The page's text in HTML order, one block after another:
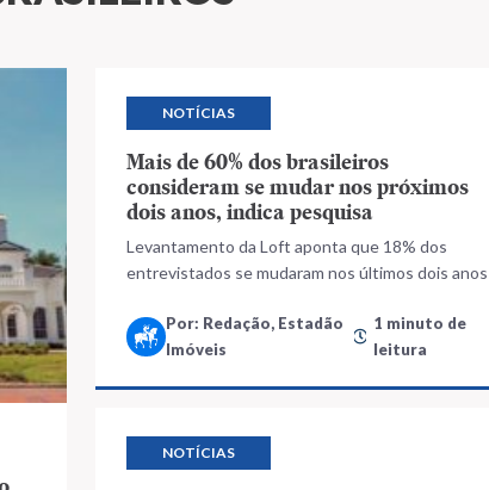
NOTÍCIAS
Mais de 60% dos brasileiros
consideram se mudar nos próximos
dois anos, indica pesquisa
Levantamento da Loft aponta que 18% dos
entrevistados se mudaram nos últimos dois anos
Por: Redação, Estadão
Imóveis
1 minuto de
leitura
NOTÍCIAS